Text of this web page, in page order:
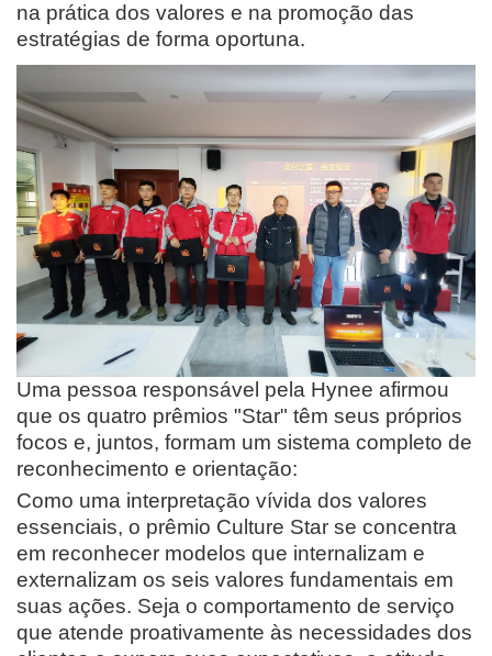
na prática dos valores e na promoção das
estratégias de forma oportuna.
Uma pessoa responsável pela Hynee afirmou
que os quatro prêmios "Star" têm seus próprios
focos e, juntos, formam um sistema completo de
reconhecimento e orientação:
Como uma interpretação vívida dos valores
essenciais, o prêmio Culture Star se concentra
em reconhecer modelos que internalizam e
externalizam os seis valores fundamentais em
suas ações. Seja o comportamento de serviço
que atende proativamente às necessidades dos